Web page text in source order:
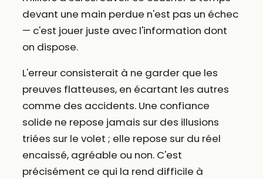
devant une main perdue n'est pas un échec
— c'est jouer juste avec l'information dont
on dispose.
L'erreur consisterait à ne garder que les
preuves flatteuses, en écartant les autres
comme des accidents. Une confiance
solide ne repose jamais sur des illusions
triées sur le volet ; elle repose sur du réel
encaissé, agréable ou non. C'est
précisément ce qui la rend difficile à